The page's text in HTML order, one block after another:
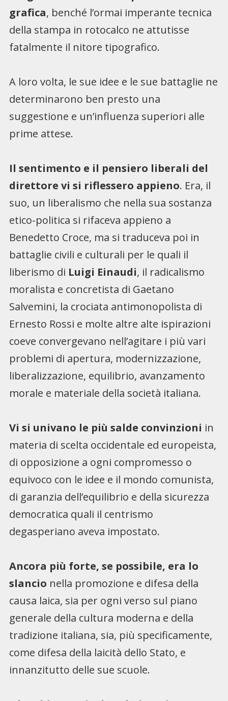
grafica, benché l’ormai imperante tecnica
della stampa in rotocalco ne attutisse
fatalmente il nitore tipografico.
A loro volta, le sue idee e le sue battaglie ne
determinarono ben presto una
suggestione e un’influenza superiori alle
prime attese.
Il sentimento e il pensiero liberali del
direttore vi si riflessero appieno. Era, il
suo, un liberalismo che nella sua sostanza
etico-politica si rifaceva appieno a
Benedetto Croce, ma si traduceva poi in
battaglie civili e culturali per le quali il
liberismo di Luigi Einaudi, il radicalismo
moralista e concretista di Gaetano
Salvemini, la crociata antimonopolista di
Ernesto Rossi e molte altre alte ispirazioni
coeve convergevano nell’agitare i più vari
problemi di apertura, modernizzazione,
liberalizzazione, equilibrio, avanzamento
morale e materiale della società italiana.
Vi si univano le più salde convinzioni in
materia di scelta occidentale ed europeista,
di opposizione a ogni compromesso o
equivoco con le idee e il mondo comunista,
di garanzia dell’equilibrio e della sicurezza
democratica quali il centrismo
degasperiano aveva impostato.
Ancora più forte, se possibile, era lo
slancio nella promozione e difesa della
causa laica, sia per ogni verso sul piano
generale della cultura moderna e della
tradizione italiana, sia, più specificamente,
come difesa della laicità dello Stato, e
innanzitutto delle sue scuole.